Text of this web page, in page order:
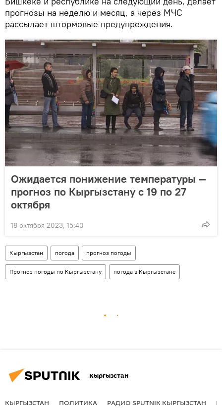
прогнозы на неделю и месяц, а через МЧС
рассылает штормовые предупреждения.
Ожидается понижение температуры —
прогноз по Кыргызстану с 19 по 27
октября
18 октября 2023, 15:40
Кыргызстан погода прогноз погоды
Прогноз погоды по Кыргызстану погода в Кыргызстане
Кыргызстан
КЫРГЫЗСТАН ПОЛИТИКА РАДИО SPUTNIK КЫРГЫЗСТАН